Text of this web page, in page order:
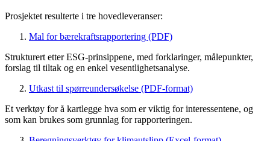
Prosjektet resulterte i tre hovedleveranser:
Mal for bærekraftsrapportering (PDF)
Strukturert etter ESG-prinsippene, med forklaringer, målepunkter,
forslag til tiltak og en enkel vesentlighetsanalyse.
Utkast til spørreundersøkelse (PDF-format)
Et verktøy for å kartlegge hva som er viktig for interessentene, og
som kan brukes som grunnlag for rapporteringen.